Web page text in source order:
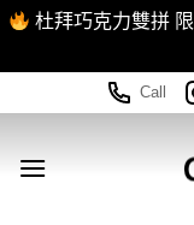
杜拜巧克力雙拼
to
Call